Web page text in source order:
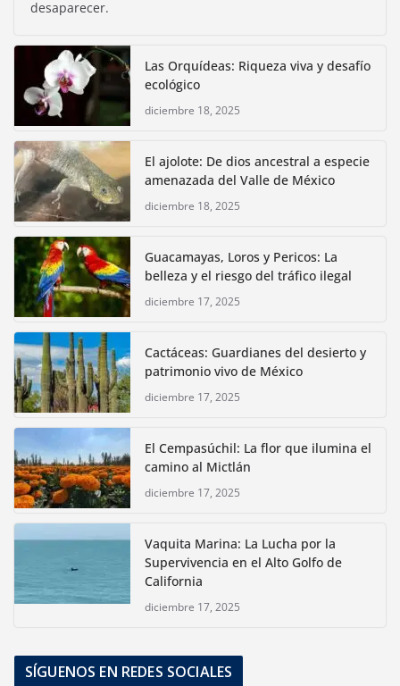
desaparecer.
Las Orquídeas: Riqueza viva y desafío
ecológico
diciembre 18, 2025
El ajolote: De dios ancestral a especie
amenazada del Valle de México
diciembre 18, 2025
Guacamayas, Loros y Pericos: La
belleza y el riesgo del tráfico ilegal
diciembre 17, 2025
Cactáceas: Guardianes del desierto y
patrimonio vivo de México
diciembre 17, 2025
El Cempasúchil: La flor que ilumina el
camino al Mictlán
diciembre 17, 2025
Vaquita Marina: La Lucha por la
Supervivencia en el Alto Golfo de
California
diciembre 17, 2025
SÍGUENOS EN REDES SOCIALES